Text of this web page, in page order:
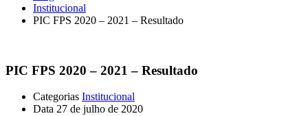
Institucional
PIC FPS 2020 – 2021 – Resultado
PIC FPS 2020 – 2021 – Resultado
Categorias Institucional
Data 27 de julho de 2020